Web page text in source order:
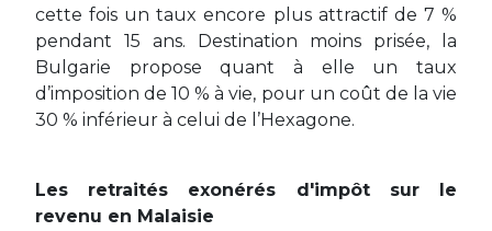
cette fois un taux encore plus attractif de 7 %
pendant 15 ans. Destination moins prisée, la
Bulgarie propose quant à elle un taux
d’imposition de 10 % à vie, pour un coût de la vie
30 % inférieur à celui de l’Hexagone.
Les retraités exonérés d'impôt sur le
revenu en Malaisie